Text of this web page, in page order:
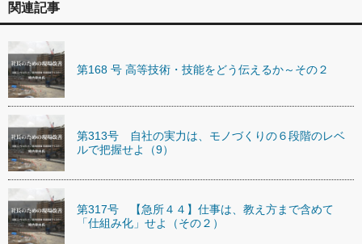
関連記事
第168 号 高等技術・技能をどう伝えるか～その２
第313号 自社の実力は、モノづくりの６段階のレベ
ルで把握せよ（9）
第317号 【急所４４】仕事は、教え方まで含めて
「仕組み化」せよ（その２）